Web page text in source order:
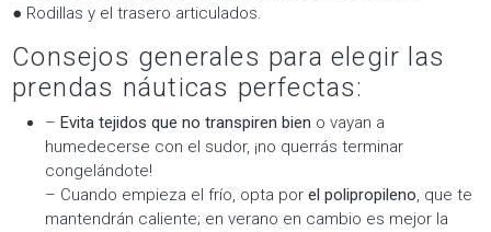
● Rodillas y el trasero articulados.
Consejos generales para elegir las
prendas náuticas perfectas:
– Evita tejidos que no transpiren bien o vayan a
humedecerse con el sudor, ¡no querrás terminar
congelándote!
– Cuando empieza el frío, opta porel polipropileno, que te
mantendrán caliente; en verano en cambio es mejor la